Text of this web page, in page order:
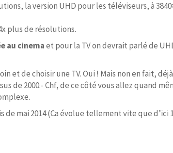
la version UHD pour les téléviseurs, à
plus de résolutions.
au cinemaet pour la TV on devrait parlé de
et de choisir une TV. Oui ! Mais non en fait,
de 2000.- Chf, de ce côté vous allez quand
mai 2014 (Ca évolue tellement vite que